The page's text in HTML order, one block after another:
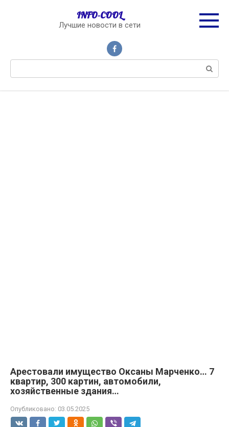
INFO-COOL
Лучшие новости в сети
Арестовали имущество Оксаны Марченко… 7
квартир, 300 картин, автомобили,
хозяйственные здания…
Опубликовано: 03.05.2025